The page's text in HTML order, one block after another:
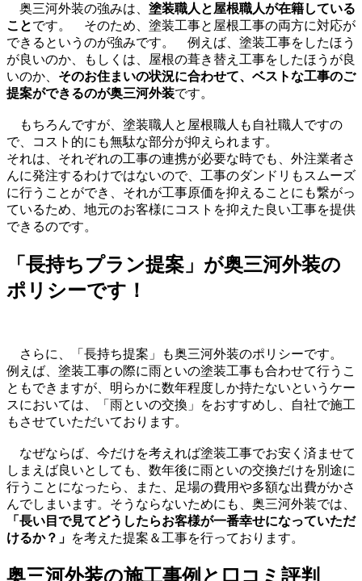
奥三河外装の強みは、 塗装職人と屋根職人が在籍している
ことです。 そのため、塗装工事と屋根工事の両方に対応が
できるというのが強みです。 例えば、塗装工事をしたほう
が良いのか、もしくは、屋根の葺き替え工事をしたほうが良
いのか、 そのお住まいの状況に合わせて、ベストな工事のご
提案ができるのが奥三河外装です。
もちろんですが、塗装職人と屋根職人も自社職人ですの
で、コスト的にも無駄な部分が抑えられます。
それは、それぞれの工事の連携が必要な時でも、外注業者さ
んに発注するわけではないので、工事のダンドリもスムーズ
に行うことができ、それが工事原価を抑えることにも繋がっ
ているため、地元のお客様にコストを抑えた良い工事を提供
できるのです。
「長持ちプラン提案」が奥三河外装の
ポリシーです！
さらに、「長持ち提案」も奥三河外装のポリシーです。
例えば、塗装工事の際に雨といの塗装工事も合わせて行うこ
ともできますが、明らかに数年程度しか持たないというケー
スにおいては、「雨といの交換」をおすすめし、自社で施工
もさせていただいております。
なぜならば、今だけを考えれば塗装工事でお安く済ませて
しまえば良いとしても、数年後に雨といの交換だけを別途に
行うことになったら、また、足場の費用や多額な出費がかさ
んでしまいます。そうならないためにも、奥三河外装では、
「長い目で見てどうしたらお客様が一番幸せになっていただ
けるか？」 を考えた提案＆工事を行っております。
奥三河外装の施工事例と口コミ評判